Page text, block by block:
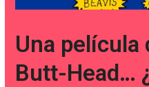
Una película
Butt-Head…